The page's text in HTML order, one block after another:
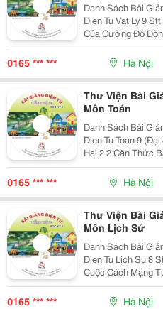
Danh Sách Bài
Dien Tu Vat Ly 9 Stt Tiết Nội Dung 1 1 Sự Phụ Thuộc
Của Cường Độ
Đầu Vật Dẫn 2 2
3 Thực Hành:
0165 *** *** Hà Nội
Thư Viện Bài
Môn Toán
Danh Sách Bài
Dien Tu Toan 9 (Đại Số 9) Stt Tiết Nội
Hai 2 2 Căn Thức
Luyện Tập 4 4
Phương 5 6 Liên
0165 *** *** Hà Nội
Thư Viện Bài
Môn Lịch Sử
Danh Sách Bài
Dien Tu Lich Su 8
Cuộc Cách Mạng
Tư Sản Pháp
Được Xác Lập
0165 *** *** Hà Nội